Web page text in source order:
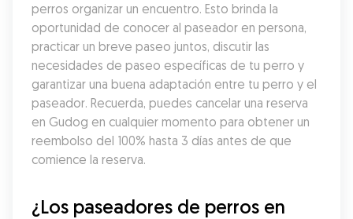
perros organizar un encuentro. Esto brinda la
oportunidad de conocer al paseador en persona,
practicar un breve paseo juntos, discutir las
necesidades de paseo específicas de tu perro y
garantizar una buena adaptación entre tu perro y el
paseador. Recuerda, puedes cancelar una reserva
en Gudog en cualquier momento para obtener un
reembolso del 100% hasta 3 días antes de que
comience la reserva.
¿Los paseadores de perros en